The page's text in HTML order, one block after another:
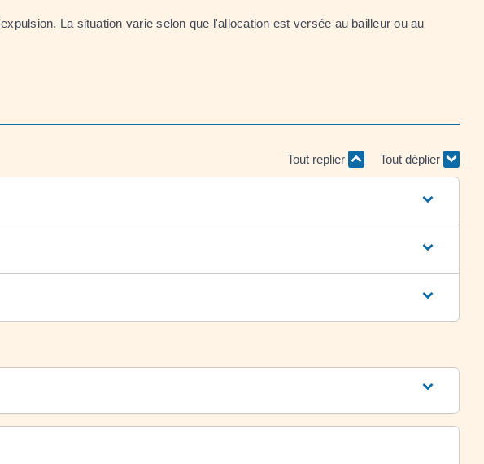
La situation varie selon que l'allocation est versée au bailleur ou au
Tout replier Tout déplier